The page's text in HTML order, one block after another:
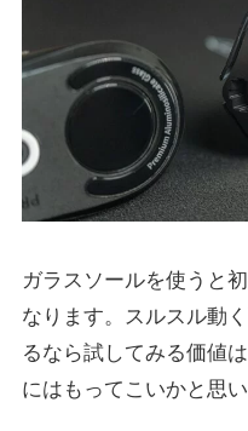
ガラスソールを使うと
なります。スルスル動
るなら試してみる価値
にはもってこいかと思い